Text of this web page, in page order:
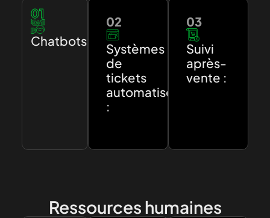
01
Chatbots:
02
Systèmes
de
tickets
automatisés
:
03
Suivi
après-
vente :
Ressources humaines